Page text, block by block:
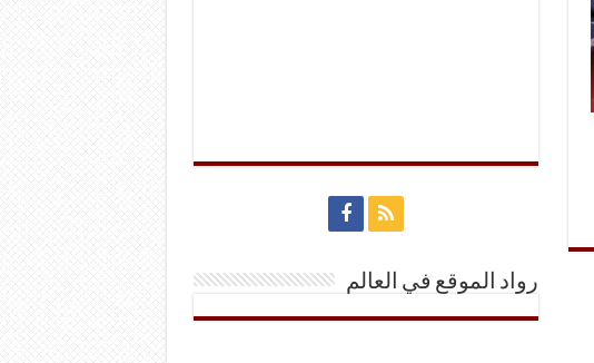
رواد الموقع في العالم